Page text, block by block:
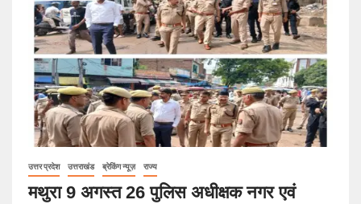
उत्तर प्रदेश उत्तराखंड ब्रेकिंग न्यूज़ राज्य
मथुरा 9 अगस्त 26 पुलिस अधीक्षक नगर एवं